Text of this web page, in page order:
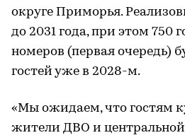
округе Приморья.
до 2031 года, при этом 750
номеров (первая очередь)
гостей уже в 2028-м.
«Мы ожидаем, что гостям
жители ДВО и центральной